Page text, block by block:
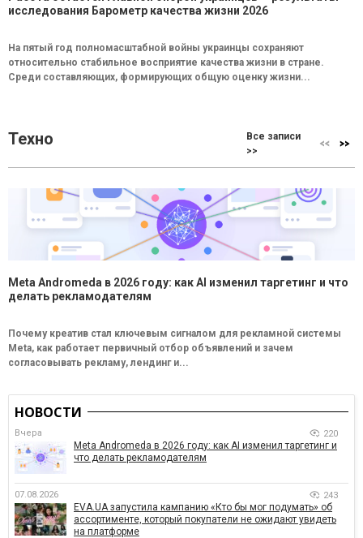
исследования Барометр качества жизни 2026
На пятый год полномасштабной войны украинцы сохраняют
относительно стабильное восприятие качества жизни в стране.
Среди составляющих, формирующих общую оценку жизни...
Техно
Все записи
>>
Meta Andromeda в 2026 году: как AI изменил таргетинг и что
делать рекламодателям
Почему креатив стал ключевым сигналом для рекламной системы
Meta, как работает первичный отбор объявлений и зачем
согласовывать рекламу, лендинг и...
НОВОСТИ
Вчера 220
Meta Andromeda в 2026 году: как AI изменил таргетинг и
что делать рекламодателям
07.08.2026 243
EVA.UA запустила кампанию «Кто бы мог подумать» об
ассортименте, который покупатели не ожидают увидеть
на платформе